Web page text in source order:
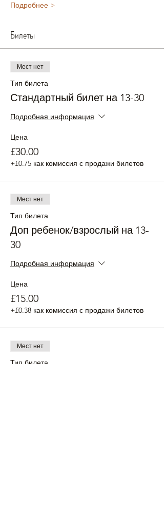
Подробнее >
Билеты
Мест нет
Тип билета
Стандартный билет на 13-30
Подробная информация
Цена
£30.00
+£0.75 как комиссия с продажи билетов
Мест нет
Тип билета
Доп ребенок/взрослый на 13-
30
Подробная информация
Цена
£15.00
+£0.38 как комиссия с продажи билетов
Мест нет
Тип билета